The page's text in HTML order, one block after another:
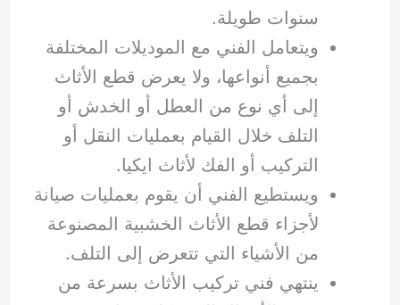
سنوات طويلة.
ويتعامل الفني مع الموديلات المختلفة
بجميع أنواعها، ولا يعرض قطع الأثاث
إلى أي نوع من العطل أو الخدش أو
التلف خلال القيام بعمليات النقل أو
التركيب أو الفك لأثاث ايكيا.
ويستطيع الفني أن يقوم بعمليات صيانة
لأجزاء قطع الأثاث الخشبية المصنوعة
من الأشياء التي تتعرض إلى التلف.
ينتهي فني تركيب الأثاث بسرعة من